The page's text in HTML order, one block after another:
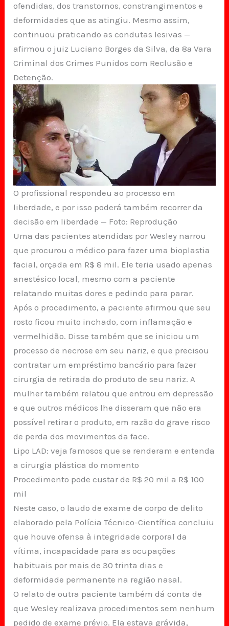
ofendidas, dos transtornos, constrangimentos e
deformidades que as atingiu. Mesmo assim,
continuou praticando as condutas lesivas —
afirmou o juiz Luciano Borges da Silva, da 8ª Vara
Criminal dos Crimes Punidos com Reclusão e
Detenção.
O profissional respondeu ao processo em
liberdade, e por isso poderá também recorrer da
decisão em liberdade — Foto: Reprodução
Uma das pacientes atendidas por Wesley narrou
que procurou o médico para fazer uma bioplastia
facial, orçada em R$ 8 mil. Ele teria usado apenas
anestésico local, mesmo com a paciente
relatando muitas dores e pedindo para parar.
Após o procedimento, a paciente afirmou que seu
rosto ficou muito inchado, com inflamação e
vermelhidão. Disse também que se iniciou um
processo de necrose em seu nariz, e que precisou
contratar um empréstimo bancário para fazer
cirurgia de retirada do produto de seu nariz. A
mulher também relatou que entrou em depressão
e que outros médicos lhe disseram que não era
possível retirar o produto, em razão do grave risco
de perda dos movimentos da face.
Lipo LAD: veja famosos que se renderam e entenda
a cirurgia plástica do momento
Procedimento pode custar de R$ 20 mil a R$ 100
mil
Neste caso, o laudo de exame de corpo de delito
elaborado pela Polícia Técnico-Científica concluiu
que houve ofensa à integridade corporal da
vítima, incapacidade para as ocupações
habituais por mais de 30 trinta dias e
deformidade permanente na região nasal.
O relato de outra paciente também dá conta de
que Wesley realizava procedimentos sem nenhum
pedido de exame prévio. Ela estava grávida,